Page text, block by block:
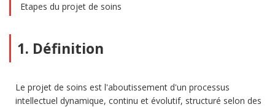
Etapes du projet de soins
1. Définition
Le projet de soins est l'aboutissement d'un processus
intellectuel dynamique, continu et évolutif, structuré selon des